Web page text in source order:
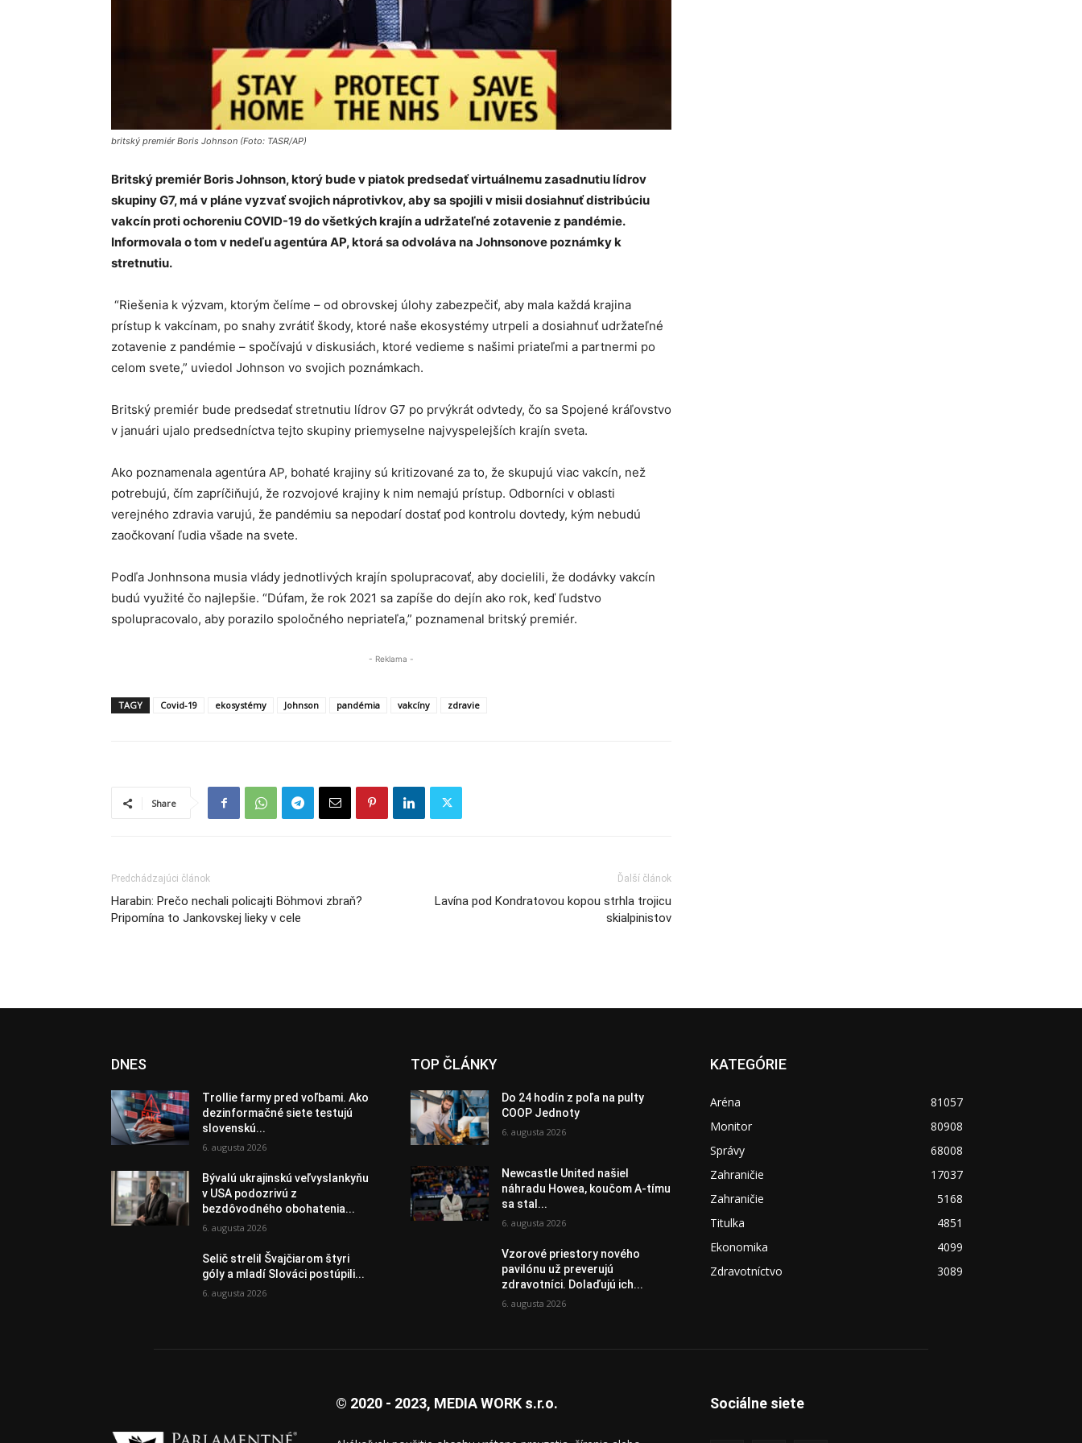
britský premiér Boris Johnson (Foto: TASR/AP)
Britský premiér Boris Johnson, ktorý bude v piatok predsedať virtuálnemu zasadnutiu lídrov
skupiny G7, má v pláne vyzvať svojich náprotivkov, aby sa spojili v misii dosiahnuť distribúciu
vakcín proti ochoreniu COVID-19 do všetkých krajín a udržateľné zotavenie z pandémie.
Informovala o tom v nedeľu agentúra AP, ktorá sa odvoláva na Johnsonove poznámky k
stretnutiu.
“Riešenia k výzvam, ktorým čelíme – od obrovskej úlohy zabezpečiť, aby mala každá krajina
prístup k vakcínam, po snahy zvrátiť škody, ktoré naše ekosystémy utrpeli a dosiahnuť udržateľné
zotavenie z pandémie – spočívajú v diskusiách, ktoré vedieme s našimi priateľmi a partnermi po
celom svete,” uviedol Johnson vo svojich poznámkach.
Britský premiér bude predsedať stretnutiu lídrov G7 po prvýkrát odvtedy, čo sa Spojené kráľovstvo
v januári ujalo predsedníctva tejto skupiny priemyselne najvyspelejších krajín sveta.
Ako poznamenala agentúra AP, bohaté krajiny sú kritizované za to, že skupujú viac vakcín, než
potrebujú, čím zapríčiňujú, že rozvojové krajiny k nim nemajú prístup. Odborníci v oblasti
verejného zdravia varujú, že pandémiu sa nepodarí dostať pod kontrolu dovtedy, kým nebudú
zaočkovaní ľudia všade na svete.
Podľa Jonhnsona musia vlády jednotlivých krajín spolupracovať, aby docielili, že dodávky vakcín
budú využité čo najlepšie. “Dúfam, že rok 2021 sa zapíše do dejín ako rok, keď ľudstvo
spolupracovalo, aby porazilo spoločného nepriateľa,” poznamenal britský premiér.
- Reklama -
TAGY Covid-19 ekosystémy Johnson pandémia vakcíny zdravie
Share
Predchádzajúci článok
Harabin: Prečo nechali policajti Böhmovi zbraň?
Pripomína to Jankovskej lieky v cele
Ďalší článok
Lavína pod Kondratovou kopou strhla trojicu
skialpinistov
DNES
Trollie farmy pred voľbami. Ako
dezinformačné siete testujú
slovenskú...
6. augusta 2026
Bývalú ukrajinskú veľvyslankyňu
v USA podozrivú z
bezdôvodného obohatenia...
6. augusta 2026
Selič strelil Švajčiarom štyri
góly a mladí Slováci postúpili...
6. augusta 2026
TOP ČLÁNKY
Do 24 hodín z poľa na pulty
COOP Jednoty
6. augusta 2026
Newcastle United našiel
náhradu Howea, koučom A-tímu
sa stal...
6. augusta 2026
Vzorové priestory nového
pavilónu už preverujú
zdravotníci. Dolaďujú ich...
6. augusta 2026
KATEGÓRIE
Aréna
81057
Monitor
80908
Správy
68008
Zahraničie
17037
Zahraničie
5168
Titulka
4851
Ekonomika
4099
Zdravotníctvo
3089
© 2020 - 2023, MEDIA WORK s.r.o. Sociálne siete